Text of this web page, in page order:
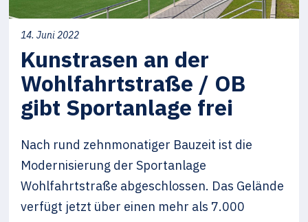
14. Juni 2022
Kunstrasen an der
Wohlfahrtstraße / OB
gibt Sportanlage frei
Nach rund zehnmonatiger Bauzeit ist die
Modernisierung der Sportanlage
Wohlfahrtstraße abgeschlossen. Das Gelände
verfügt jetzt über einen mehr als 7.000